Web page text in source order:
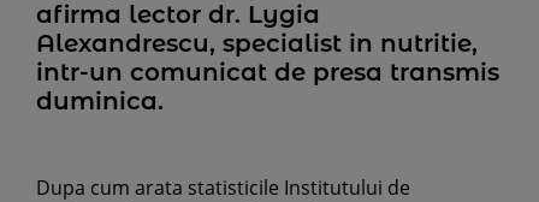
afirma lector dr. Lygia
Alexandrescu, specialist in nutritie,
intr-un comunicat de presa transmis
duminica.
Dupa cum arata statisticile Institutului de